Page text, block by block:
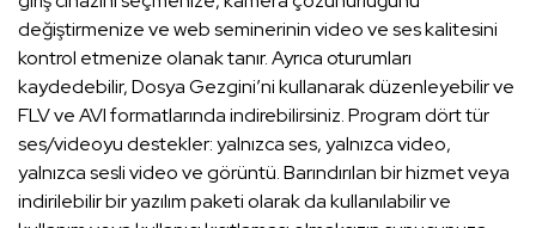
değiştirmenize ve web seminerinin video ve ses kalitesini
kontrol etmenize olanak tanır. Ayrıca oturumları
kaydedebilir, Dosya Gezgini’ni kullanarak düzenleyebilir ve
FLV ve AVI formatlarında indirebilirsiniz. Program dört tür
ses/videoyu destekler: yalnızca ses, yalnızca video,
yalnızca sesli video ve görüntü. Barındırılan bir hizmet veya
indirilebilir bir yazılım paketi olarak da kullanılabilir ve